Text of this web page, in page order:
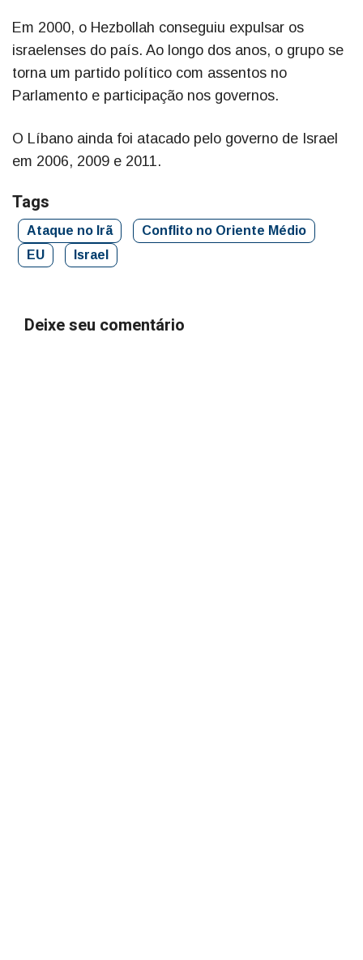
Em 2000, o Hezbollah conseguiu expulsar os
israelenses do país. Ao longo dos anos, o grupo se
torna um partido político com assentos no
Parlamento e participação nos governos.
O Líbano ainda foi atacado pelo governo de Israel
em 2006, 2009 e 2011.
Tags
Ataque no Irã
Conflito no Oriente Médio
EU
Israel
Deixe seu comentário